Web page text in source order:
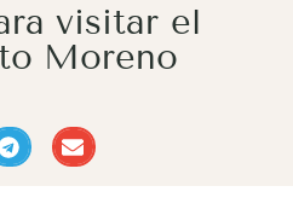
visitar el
Moreno